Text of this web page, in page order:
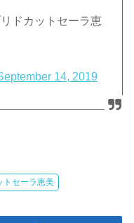
ドカットセーラ恵
14, 2019
トセーラ恵美